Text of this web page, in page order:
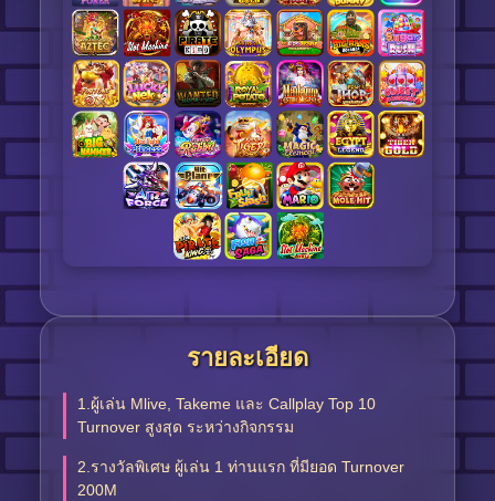
รายละเอียด
1.ผู้เล่น Mlive, Takeme และ Callplay Top 10
Turnover สูงสุด ระหว่างกิจกรรม
2.รางวัลพิเศษ ผู้เล่น 1 ท่านแรก ที่มียอด Turnover
200M